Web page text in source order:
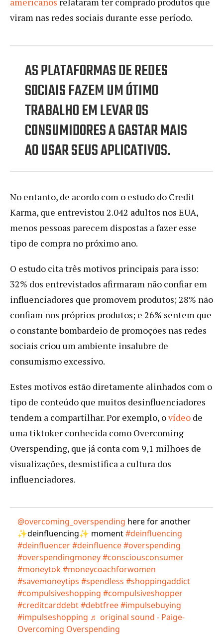
viram nas redes sociais durante esse período.
AS PLATAFORMAS DE REDES
SOCIAIS FAZEM UM ÓTIMO
TRABALHO EM LEVAR OS
CONSUMIDORES A GASTAR MAIS
AO USAR SEUS APLICATIVOS.
No entanto, de acordo com o estudo do Credit
Karma, que entrevistou 2.042 adultos nos EUA,
menos pessoas parecem dispostas a fazer esse
tipo de compra no próximo ano.
O estudo cita três motivos principais para isso:
32% dos entrevistados afirmaram não confiar em
influenciadores que promovem produtos; 28% não
confiam nos próprios produtos; e 26% sentem que
o constante bombardeio de promoções nas redes
sociais criou um ambiente insalubre de
consumismo excessivo.
Estes motivos estão diretamente alinhados com o
tipo de conteúdo que muitos desinfluenciadores
tendem a compartilhar. Por exemplo, ovídeo de
uma tiktoker conhecida como Overcoming
Overspending, que já conta com 9,1 milhões de
visualizações, desmistifica a cultura dos
influenciadores.
@overcoming_overspending here for another
✨deinfluencing✨ moment#deinfluencing
#deinfluencer#deinfluence#overspending
#overspendingmoney#consciousconsumer
#moneytok#moneycoachforwomen
#savemoneytips #spendless #shoppingaddict
#compulsiveshopping #compulsiveshopper
#creditcarddebt#debtfree#impulsebuying
#impulseshopping ♬ original sound - Paige-
Overcoming Overspending